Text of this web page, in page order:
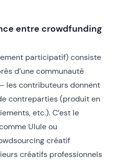
entre crowdfunding
participatif) consiste
d’une communauté
les contributeurs donnent
contreparties (produit en
etc.). C’est le
Ulule ou
créatif
créatifs professionnels